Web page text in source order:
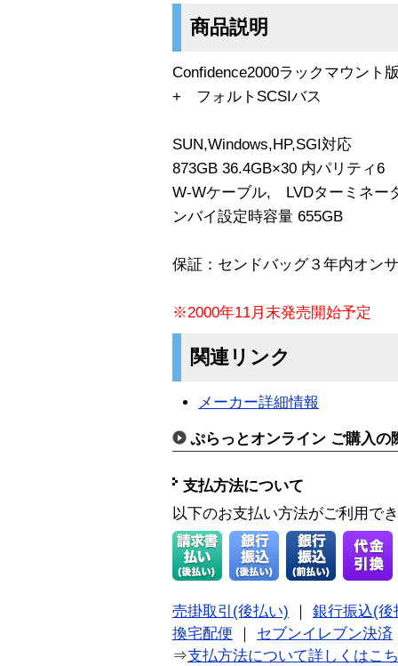
商品説明
Confidence2000ラックマウン
+ フォルトSCSIバス
SUN,Windows,HP,SGI対応
873GB 36.4GB×30 内パリティ
W-Wケーブル, LVDターミネ
ンバイ設定時容量 655GB
保証：センドバッグ３年内オン
※2000年11月末発売開始予定
関連リンク
メーカー詳細情報
ぷらっとオンライン ご購入の
支払方法について
以下のお支払い方法がご利用で
売掛取引(後払い)
銀行振込(後
換宅配便
セブンイレブン決済
⇒支払方法について詳しくはこ